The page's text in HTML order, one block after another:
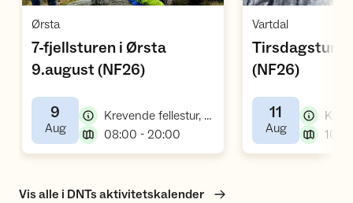
Åpne aktivitet
Ørsta,
7-fjellsturen i Ørsta
9.august (NF26),
9
Aug,
Krevende fellestur, fottur
08:00 - 20:00
Vartdal,
Tirsdagstur:
(NF26),
11
Aug,
Vis alle i DNTs aktivitetskalender